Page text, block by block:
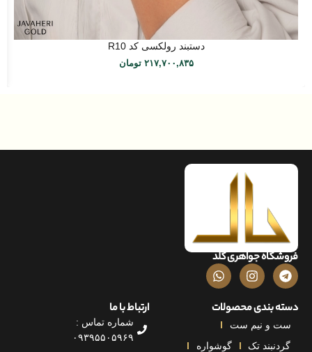
دستبند رولکسی کد R10
۲۱۷,۷۰۰,۸۳۵ تومان
جواهری گلد
محصولات
نیم ست
تک
گوشواره
ارتباط با ما
شماره تماس :
۰۹۳۹۵۵۰۵۹۶۹